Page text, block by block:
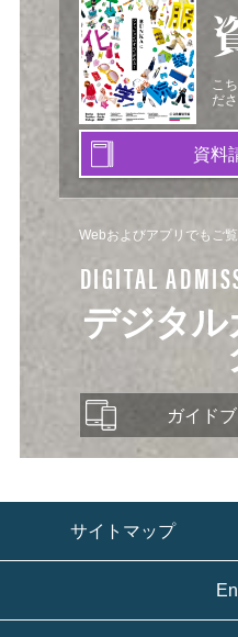
こ
ださ
資料
Webおよびアプリでもご覧
DIGITAL
デジタ
ガイド
サイトマップ